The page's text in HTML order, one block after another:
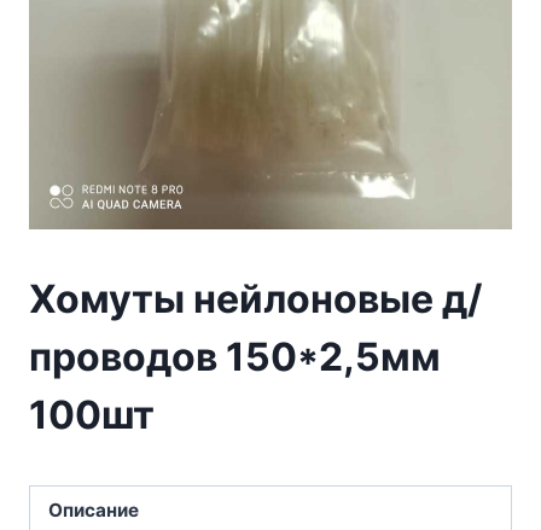
Хомуты нейлоновые д/
проводов 150*2,5мм
100шт
Описание